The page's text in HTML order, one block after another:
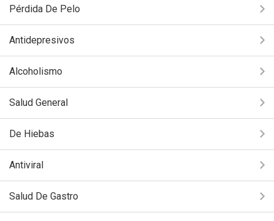
Pérdida De Pelo
Antidepresivos
Alcoholismo
Salud General
De Hiebas
Antiviral
Salud De Gastro